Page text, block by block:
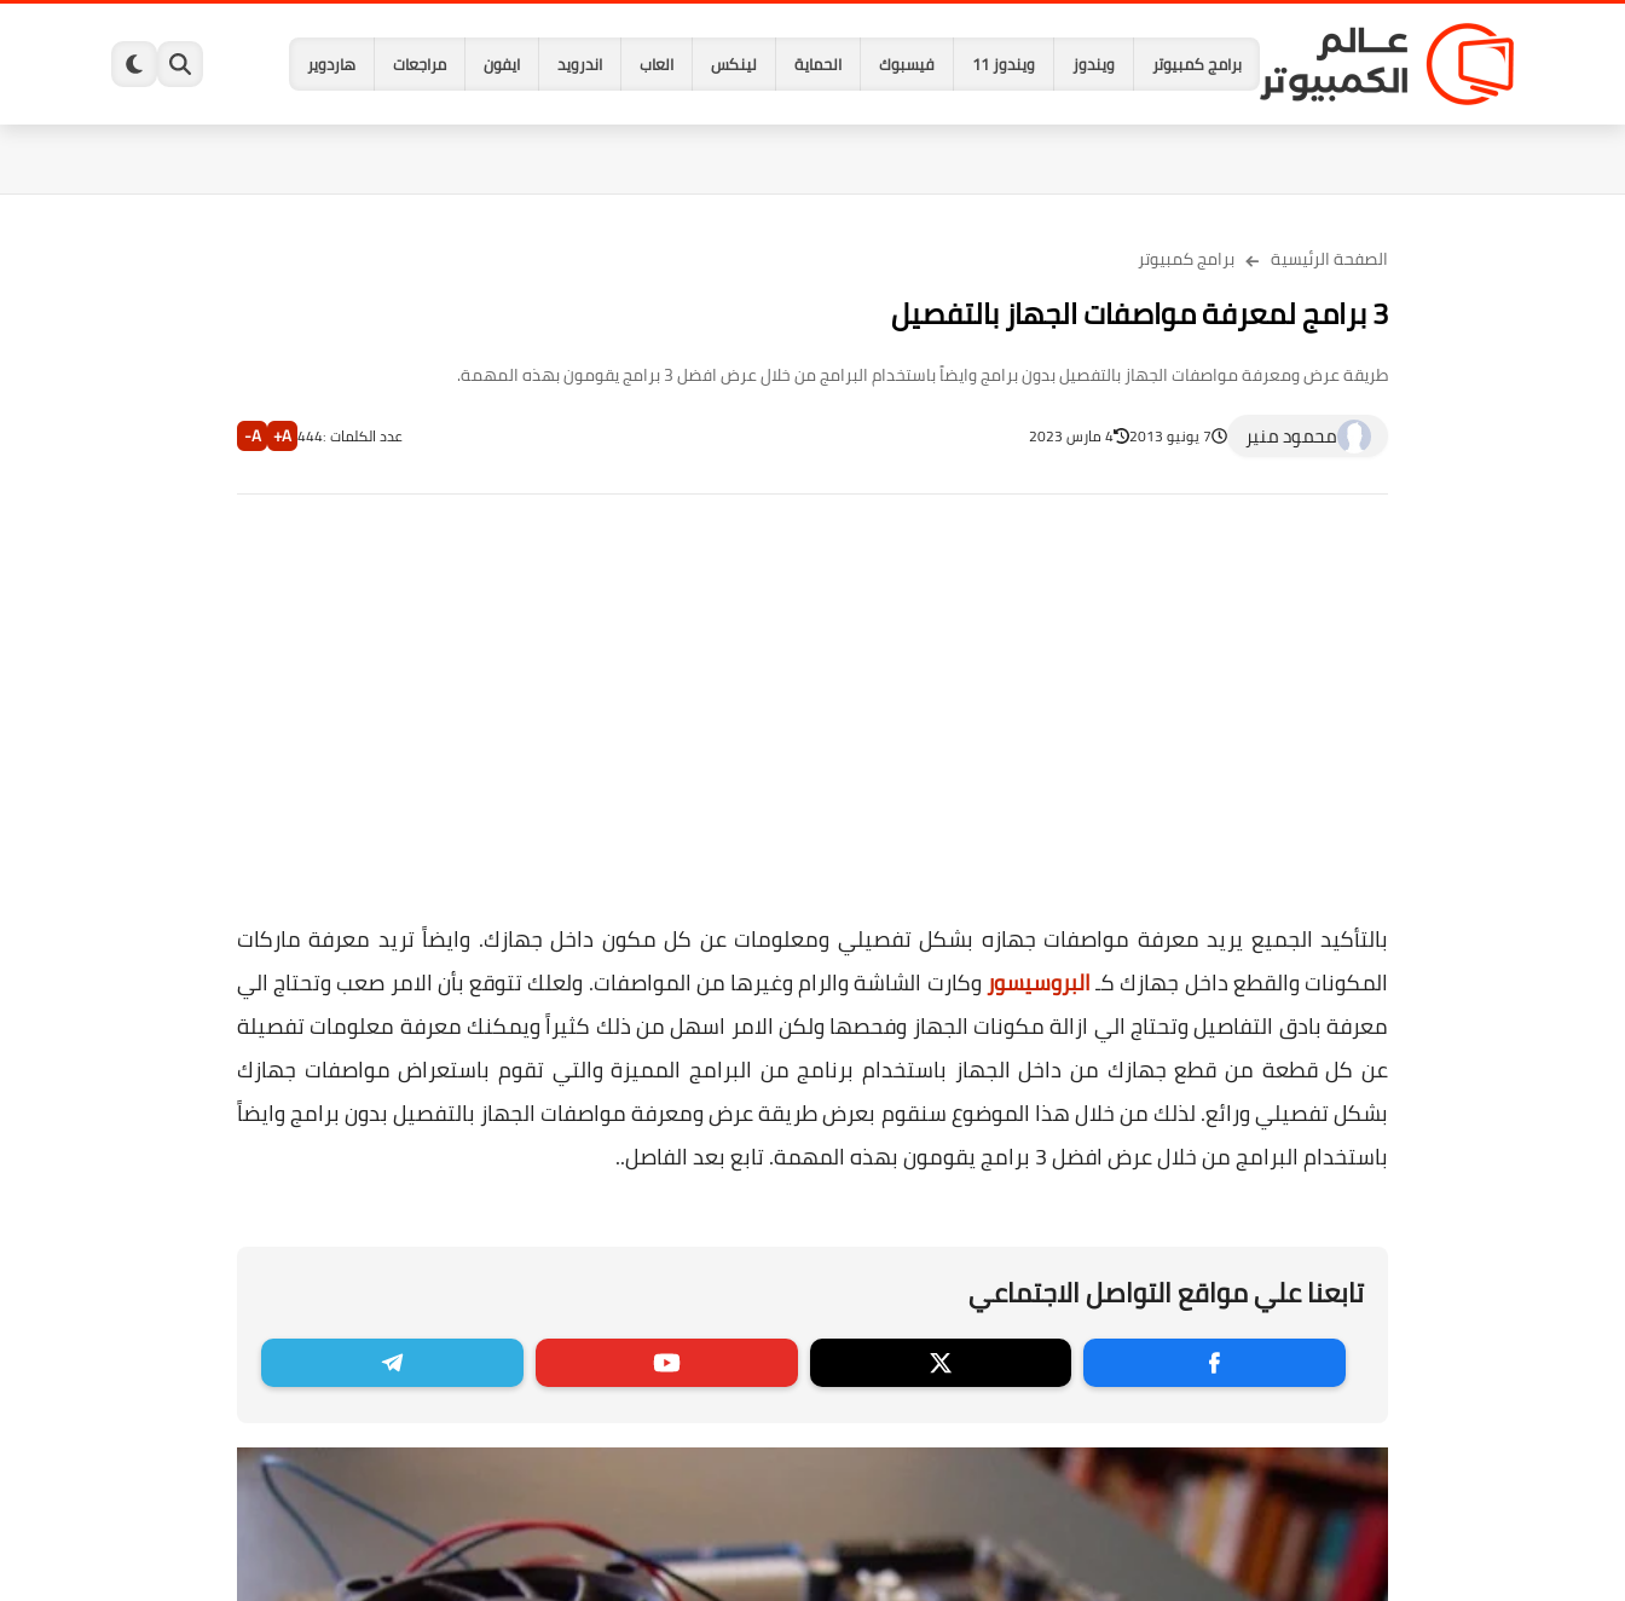
برامج كمبيوتر ويندوز ويندوز 11 فيسبوك الحماية لينكس العاب اندرويد ايفون مراجعات هاردوير
الصفحة الرئيسية برامج كمبيوتر
3 برامج لمعرفة مواصفات الجهاز بالتفصيل
طريقة عرض ومعرفة مواصفات الجهاز بالتفصيل بدون برامج وايضاً باستخدام البرامج من خلال عرض افضل 3 برامج يقومون بهذه المهمة.
محمود منير 7 يونيو 2013 4 مارس 2023 عدد الكلمات :444
A+
A-
بالتأكيد الجميع يريد معرفة مواصفات جهازه بشكل تفصيلي ومعلومات عن كل مكون داخل جهازك. وايضاً تريد معرفة ماركات
المكونات والقطع داخل جهازك كـالبروسيسوروكارت الشاشة والرام وغيرها من المواصفات. ولعلك تتوقع بأن الامر صعب وتحتاج الي
معرفة بادق التفاصيل وتحتاج الي ازالة مكونات الجهاز وفحصها ولكن الامر اسهل من ذلك كثيراً ويمكنك معرفة معلومات تفصيلة
عن كل قطعة من قطع جهازك من داخل الجهاز باستخدام برنامج من البرامج المميزة والتي تقوم باستعراض مواصفات جهازك
بشكل تفصيلي ورائع. لذلك من خلال هذا الموضوع سنقوم بعرض طريقة عرض ومعرفة مواصفات الجهاز بالتفصيل بدون برامج وايضاً
باستخدام البرامج من خلال عرض افضل 3 برامج يقومون بهذه المهمة. تابع بعد الفاصل..
تابعنا علي مواقع التواصل الاجتماعي